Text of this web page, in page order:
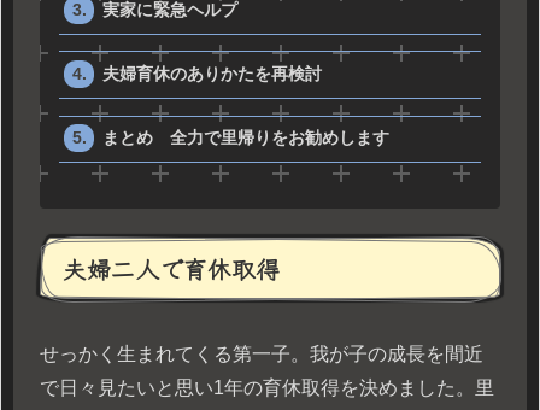
実家に緊急ヘルプ
夫婦育休のありかたを再検討
まとめ 全力で里帰りをお勧めします
夫婦二人で育休取得
せっかく生まれてくる第一子。我が子の成長を間近
で日々見たいと思い1年の育休取得を決めました。里